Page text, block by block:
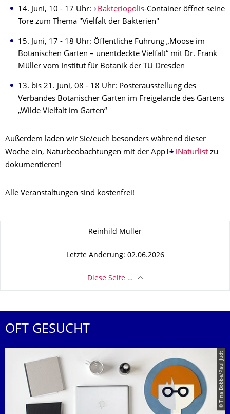
14. Juni, 10 - 17 Uhr: Bakteriopolis-Container öffnet seine
Tore zum Thema "Vielfalt der Bakterien"
15. Juni, 17 - 18 Uhr: Öffentliche Führung „Moose im
Botanischen Garten – unentdeckte Vielfalt“ mit Dr. Frank
Müller vom Institut für Botanik der TU Dresden
13. bis 21. Juni, 08 - 18 Uhr: Posterausstellung des
Verbandes Botanischer Gärten im Freigelände des Gartens
„Wilde Vielfalt im Garten“
Außerdem laden wir Sie/euch besonders während dieser
Woche ein, Naturbeobachtungen mit der App
iNaturlistzu
dokumentieren!
Alle Veranstaltungen sind kostenfrei!
Reinhild Müller
Letzte Änderung: 02.06.2026
Diese Seite …
OFT GESUCHT
© Tina Bobbe/Paul Judt